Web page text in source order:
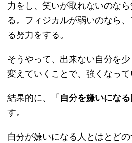
力をし、笑いが取れないのな
る。フィジカルが弱いのなら
る努力をする。
そうやって、出来ない自分を
変えていくことで、強くなって
結果的に、 「自分を嫌いにな
す。
自分が嫌いになる人とはとど